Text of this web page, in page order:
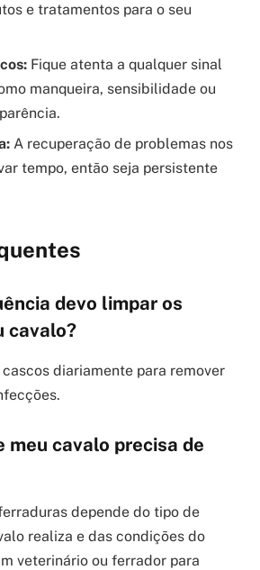
e tratamentos para o seu
Fique atenta a qualquer sinal
manqueira, sensibilidade ou
A recuperação de problemas nos
tempo, então seja persistente
devo limpar os
cavalo?
diariamente para remover
meu cavalo precisa de
depende do tipo de
realiza e das condições do
veterinário ou ferrador para